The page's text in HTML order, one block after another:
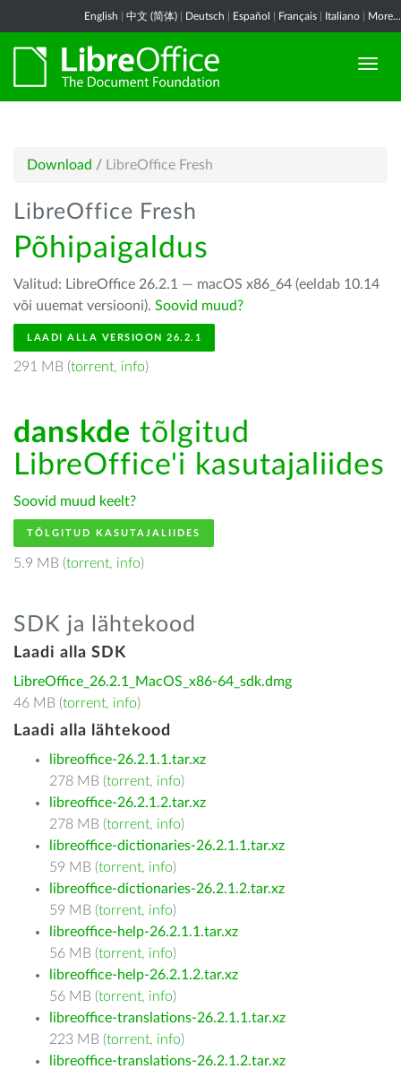
English 中文 (简体) Deutsch Español Français Italiano More...
Download / LibreOffice Fresh
LibreOffice Fresh
Põhipaigaldus
Valitud: LibreOffice 26.2.1 — macOS x86_64 (eeldab 10.14
või uuemat versiooni). Soovid muud?
LAADI ALLA VERSIOON 26.2.1
291 MB (torrent, info)
danskde tõlgitud
LibreOffice'i kasutajaliides
Soovid muud keelt?
TÕLGITUD KASUTAJALIIDES
5.9 MB (torrent, info)
SDK ja lähtekood
Laadi alla SDK
LibreOffice_26.2.1_MacOS_x86-64_sdk.dmg
46 MB (torrent, info)
Laadi alla lähtekood
libreoffice-26.2.1.1.tar.xz
278 MB (torrent, info)
libreoffice-26.2.1.2.tar.xz
278 MB (torrent, info)
libreoffice-dictionaries-26.2.1.1.tar.xz
59 MB (torrent, info)
libreoffice-dictionaries-26.2.1.2.tar.xz
59 MB (torrent, info)
libreoffice-help-26.2.1.1.tar.xz
56 MB (torrent, info)
libreoffice-help-26.2.1.2.tar.xz
56 MB (torrent, info)
libreoffice-translations-26.2.1.1.tar.xz
223 MB (torrent, info)
libreoffice-translations-26.2.1.2.tar.xz